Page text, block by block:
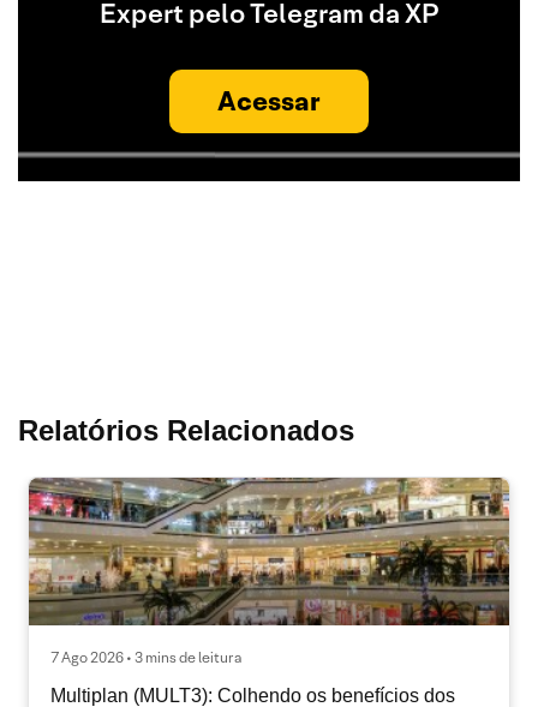
Expert pelo Telegram da XP
Acessar
Relatórios Relacionados
7 Ago 2026 • 3 mins de leitura
Multiplan (MULT3): Colhendo os benefícios dos